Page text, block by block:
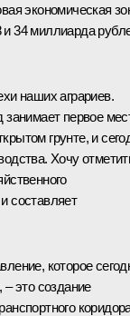
экономическая
34 миллиарда
наших аграриев.
занимает первое
грунте, и
Хочу
составляет
которое
– это создание